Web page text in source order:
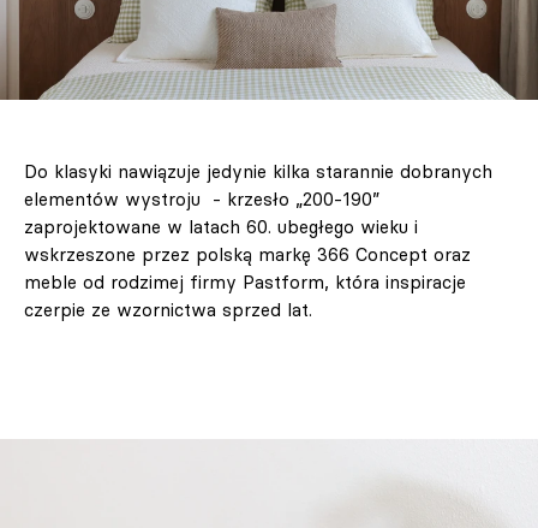
Do klasyki nawiązuje jedynie kilka starannie dobranych
elementów wystroju - krzesło „200-190”
zaprojektowane w latach 60. ubegłego wieku i
wskrzeszone przez polską markę 366 Concept oraz
meble od rodzimej firmy Pastform, która inspiracje
czerpie ze wzornictwa sprzed lat.